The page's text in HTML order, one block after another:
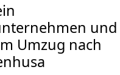
Umzug nach